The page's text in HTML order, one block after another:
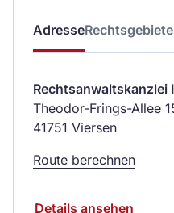
AdresseRechtsgebiete
Rechtsanwaltskanzlei
Theodor-Frings-Allee
41751 Viersen
Route berechnen
Details ansehen